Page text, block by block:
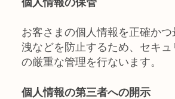
個人情報の保管
お客さまの個人情報を正確か
洩などを防止するため、セキ
の厳重な管理を行ないます。
個人情報の第三者への開示